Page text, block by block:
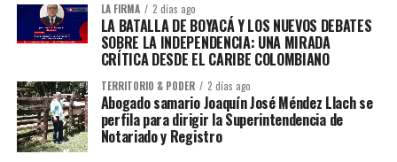
LA FIRMA 2 días ago
LA BATALLA DE BOYACÁ Y LOS NUEVOS DEBATES
SOBRE LA INDEPENDENCIA: UNA MIRADA
CRÍTICA DESDE EL CARIBE COLOMBIANO
TERRITORIO & PODER 2 días ago
Abogado samario Joaquín José Méndez Llach se
perfila para dirigir la Superintendencia de
Notariado y Registro